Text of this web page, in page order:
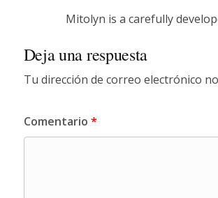
Mitolyn is a carefully
Deja una respuesta
Tu dirección de correo electrónico
Comentario *